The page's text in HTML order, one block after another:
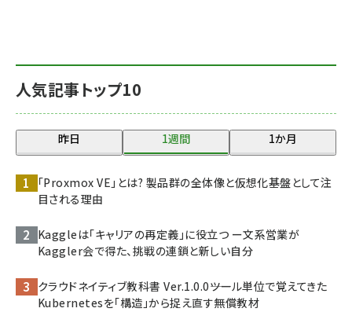
人気記事トップ10
昨日 1週間 1か月
「Proxmox VE」とは? 製品群の全体像と仮想化基盤として注
目される理由
Kaggleは「キャリアの再定義」に役立つ ー文系営業が
Kaggler会で得た、挑戦の連鎖と新しい自分
クラウドネイティブ教科書 Ver.1.0.0――ツール単位で覚えてきた
Kubernetesを「構造」から捉え直す無償教材